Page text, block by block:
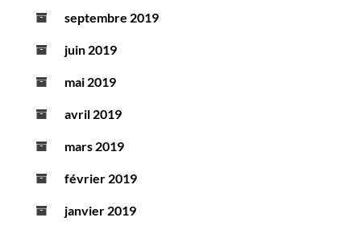
septembre 2019
juin 2019
mai 2019
avril 2019
mars 2019
février 2019
janvier 2019